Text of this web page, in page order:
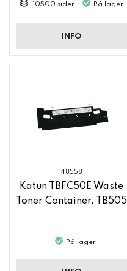
10500 sider På lager
INFO
48558
Katun TBFC50E Waste
Toner Container, TB505
På lager